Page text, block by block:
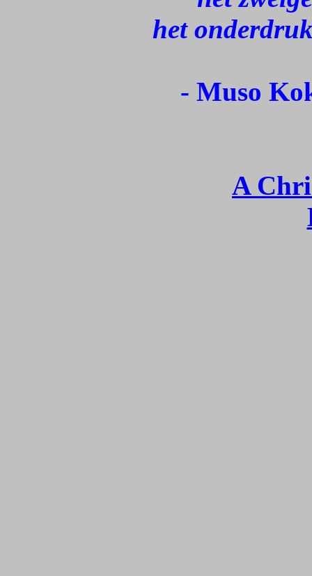
het
- Muso
A